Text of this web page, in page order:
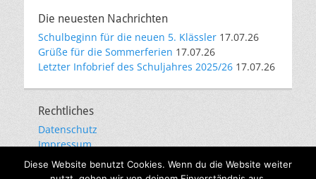
Die neuesten Nachrichten
Schulbeginn für die neuen 5. Klässler 17.07.26
Grüße für die Sommerferien 17.07.26
Letzter Infobrief des Schuljahres 2025/26 17.07.26
Rechtliches
Datenschutz
Impressum
E-Mail-Kommunikation
Diese Website benutzt Cookies. Wenn du die Website weiter